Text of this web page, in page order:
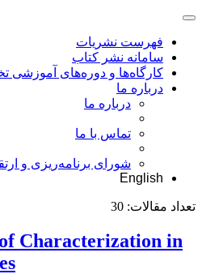
فهرست نشریات
سامانه نشر کتاب
کارگاه‌ها و دوره‌های
درباره ما
درباره ما
تماس با ما
شورای برنامه‌ریزی و
English
تعداد مقالات: 30
Characterization in